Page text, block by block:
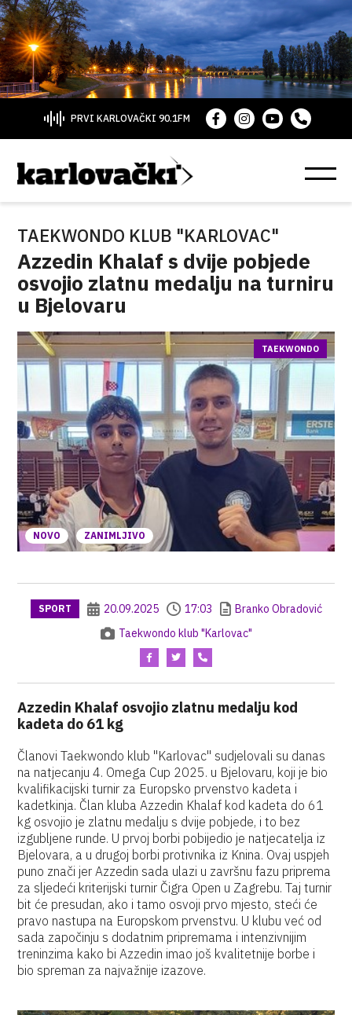
PRVI KARLOVAČKI 90.1FM
TAEKWONDO KLUB "KARLOVAC"
Azzedin Khalaf s dvije pobjede
osvojio zlatnu medalju na turniru
u Bjelovaru
NOVO ZANIMLJIVO
TAEKWONDO
SPORT 20.09.2025 17:03
Branko Obradović
Taekwondo klub "Karlovac"
Azzedin Khalaf osvojio zlatnu medalju kod
kadeta do 61 kg
Članovi Taekwondo klub "Karlovac" sudjelovali su danas
na natjecanju 4. Omega Cup 2025. u Bjelovaru, koji je bio
kvalifikacijski turnir za Europsko prvenstvo kadeta i
kadetkinja. Član kluba Azzedin Khalaf kod kadeta do 61
kg osvojio je zlatnu medalju s dvije pobjede, i to bez
izgubljene runde. U prvoj borbi pobijedio je natjecatelja iz
Bjelovara, a u drugoj borbi protivnika iz Knina. Ovaj uspjeh
puno znači jer Azzedin sada ulazi u završnu fazu priprema
za sljedeći kriterijski turnir Čigra Open u Zagrebu. Taj turnir
bit će presudan, ako i tamo osvoji prvo mjesto, steći će
pravo nastupa na Europskom prvenstvu. U klubu već od
sada započinju s dodatnim pripremama i intenzivnijim
treninzima kako bi Azzedin imao još kvalitetnije borbe i
bio spreman za najvažnije izazove.